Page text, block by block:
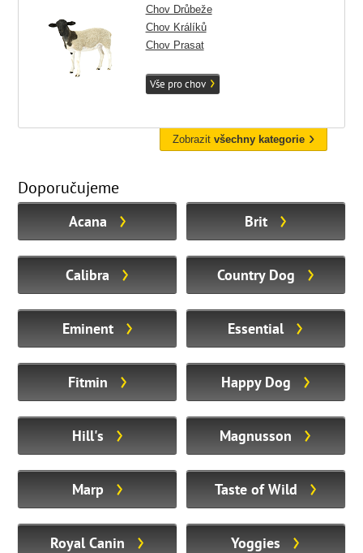
Chov Drůbeže
Chov Králíků
Chov Prasat
Vše pro chov
Zobrazit všechny kategorie
Doporučujeme
Acana Brit
Calibra Country Dog
Eminent Essential
Fitmin Happy Dog
Hill's Magnusson
Marp Taste of Wild
Royal Canin Yoggies